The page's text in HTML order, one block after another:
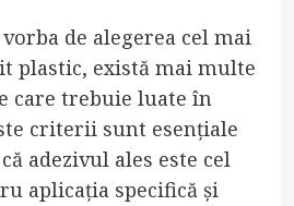
de alegerea cel mai
plastic, există mai multe
care trebuie luate în
criterii sunt esențiale
adezivul ales este cel
aplicația specifică și